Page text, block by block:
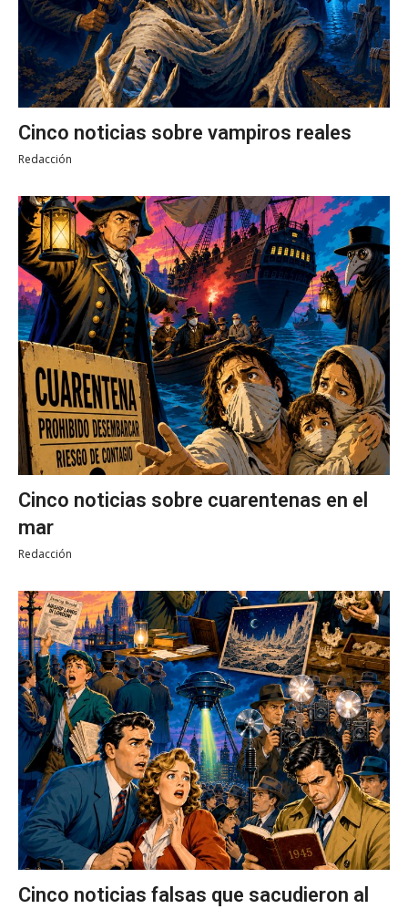
Cinco noticias sobre vampiros reales
Redacción
Cinco noticias sobre cuarentenas en el
mar
Redacción
Cinco noticias falsas que sacudieron al